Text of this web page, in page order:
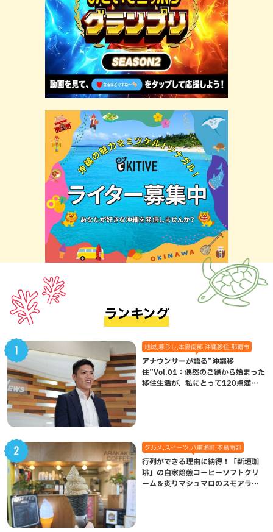
ランキング
地域,暮らし,本島南部,沖縄移住,那覇市
アナウンサーが語る”沖縄移
住”Vol.01：偶然のご縁から始まった
移住生活が、私にとって120点満点
グルメ,スイーツ,八重瀬町,本島南部
行列ができる理由に納得！「新垣珈
琲」の自家焙煎コーヒーソフトクリ
ーム＆炙りマシュマロのスモアラテ